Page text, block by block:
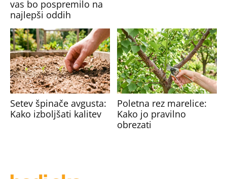
vas bo pospremilo na
najlepši oddih
Setev špinače avgusta:
Kako izboljšati kalitev
Poletna rez marelice:
Kako jo pravilno
obrezati